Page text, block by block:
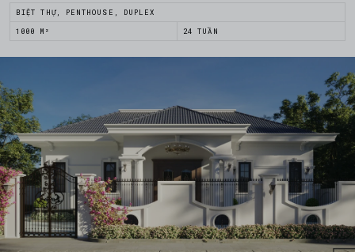
BIỆT THỰ, PENTHOUSE, DUPLEX
1000 M² 24 TUẦN